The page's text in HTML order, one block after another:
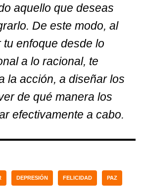
aquello que deseas
De este modo, al
tu enfoque desde lo
a lo racional, te
la acción, a diseñar los
de qué manera los
efectivamente a cabo.
DEPRESIÓN FELICIDAD PAZ